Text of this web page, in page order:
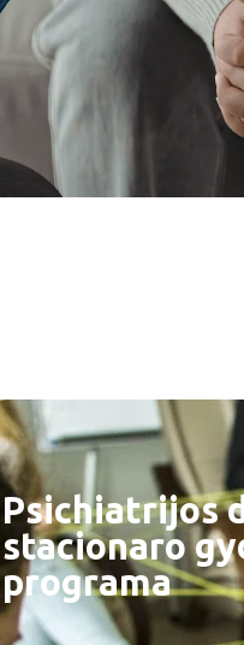
Psichiatrijos
stacionaro
programa